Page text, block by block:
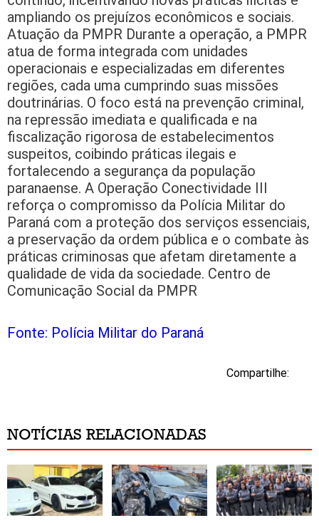
ampliando os prejuízos econômicos e sociais.
Atuação da PMPR Durante a operação, a PMPR
atua de forma integrada com unidades
operacionais e especializadas em diferentes
regiões, cada uma cumprindo suas missões
doutrinárias. O foco está na prevenção criminal,
na repressão imediata e qualificada e na
fiscalização rigorosa de estabelecimentos
suspeitos, coibindo práticas ilegais e
fortalecendo a segurança da população
paranaense. A Operação Conectividade III
reforça o compromisso da Polícia Militar do
Paraná com a proteção dos serviços essenciais,
a preservação da ordem pública e o combate às
práticas criminosas que afetam diretamente a
qualidade de vida da sociedade. Centro de
Comunicação Social da PMPR
Fonte: Polícia Militar do Paraná
Compartilhe:
NOTÍCIAS RELACIONADAS